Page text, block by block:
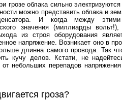
грозе облака сильно
можно представить облака и
И когда между
значения (миллиарды
из строя оборудования
напряжение. Возникает оно в
длинна самого провода. Так
кучу делов. Кстати, не
небольших перепадов
гроза?